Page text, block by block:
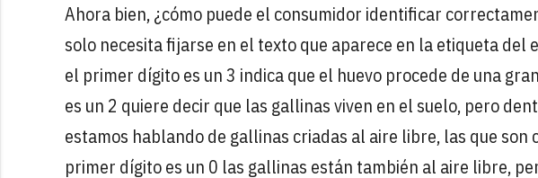
Ahora bien, ¿cómo puede el consumidor identificar
solo necesita fijarse en el texto que aparece en la etiqueta del
el primer dígito es un 3 indica que el huevo procede de una
es un 2 quiere decir que las gallinas viven en el suelo, pero
estamos hablando de gallinas criadas al aire libre, las que son
primer dígito es un 0 las gallinas están también al aire libre,